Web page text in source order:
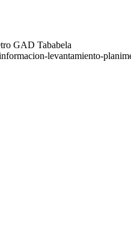
GAD Tababela
levantamiento-